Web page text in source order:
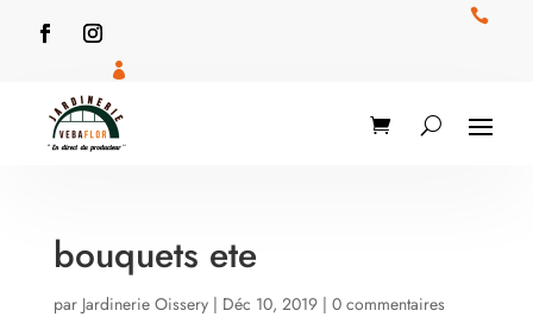


bouquets ete
par Jardinerie Oissery| Déc 10, 2019| 0 commentaires